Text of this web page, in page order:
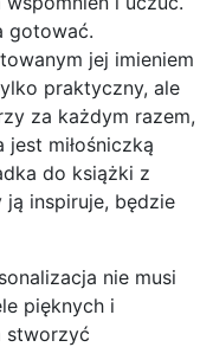
gotować.
jej imieniem
praktyczny, ale
za każdym razem,
miłośniczką
do książki z
inspiruje, będzie
nie musi
pięknych i
stworzyć